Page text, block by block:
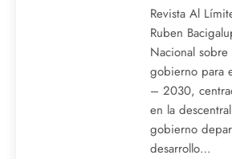
Revista Al
Ruben
Nacional
gobierno para
– 2030,
en la
gobierno
desarrollo…